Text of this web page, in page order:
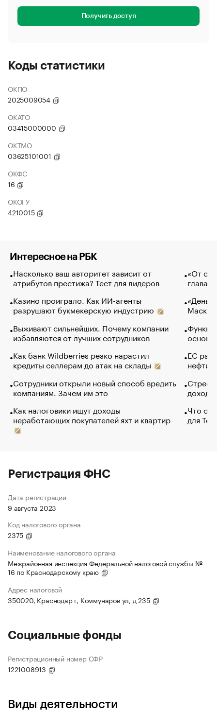
Получить доступ
Коды статистики
ОКПО
2025009054
ОКАТО
03415000000
ОКТМО
03625101001
ОКФС
16
ОКОГУ
4210015
Интересное на РБК
Насколько ваш авторитет зависит от
атрибутов престижа? Тест для лидеров
Казино проиграло. Как ИИ-агенты
разрушают букмекерскую индустрию
Выживают сильнейших. Почему компании
избавляются от лучших сотрудников
Как банк Wildberries резко нарастил
кредиты селлерам до атак на склады
Сотрудники открыли новый способ вредить
компаниям. Зачем им это
Как налоговики ищут доходы
неработающих покупателей яхт и квартир
«От
глава
Маск в
основ
ЕС
нефти
Что
для
Регистрация ФНС
Дата регистрации
9 августа 2023
Код налогового органа
2375
Наименование налогового органа
Межрайонная инспекция Федеральной налоговой службы №
16 по Краснодарскому краю
Адрес налоговой
350020, Краснодар г, Коммунаров ул, д 235
Социальные фонды
Регистрационный номер СФР
1221008913
Виды деятельности